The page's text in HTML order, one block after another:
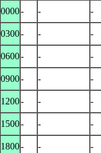
0000- - -
0300- - -
0600- - -
0900- - -
1200- - -
1500- - -
1800- - -